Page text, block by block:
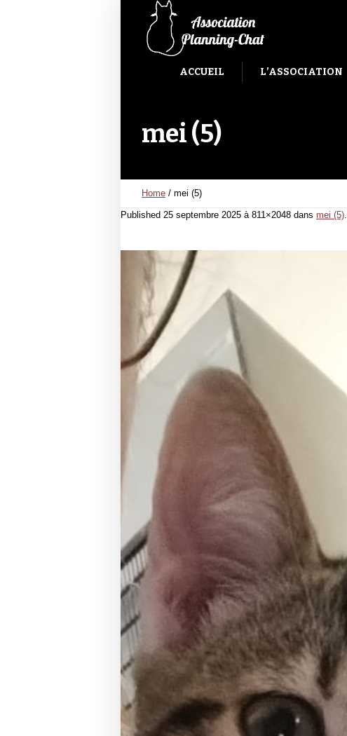
ACCUEIL L’ASSOCIATION
mei (5)
Home / mei (5)
Published 25 septembre 2025 à 811×2048 dans mei (5).